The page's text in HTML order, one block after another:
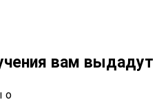
вам выдадут
о